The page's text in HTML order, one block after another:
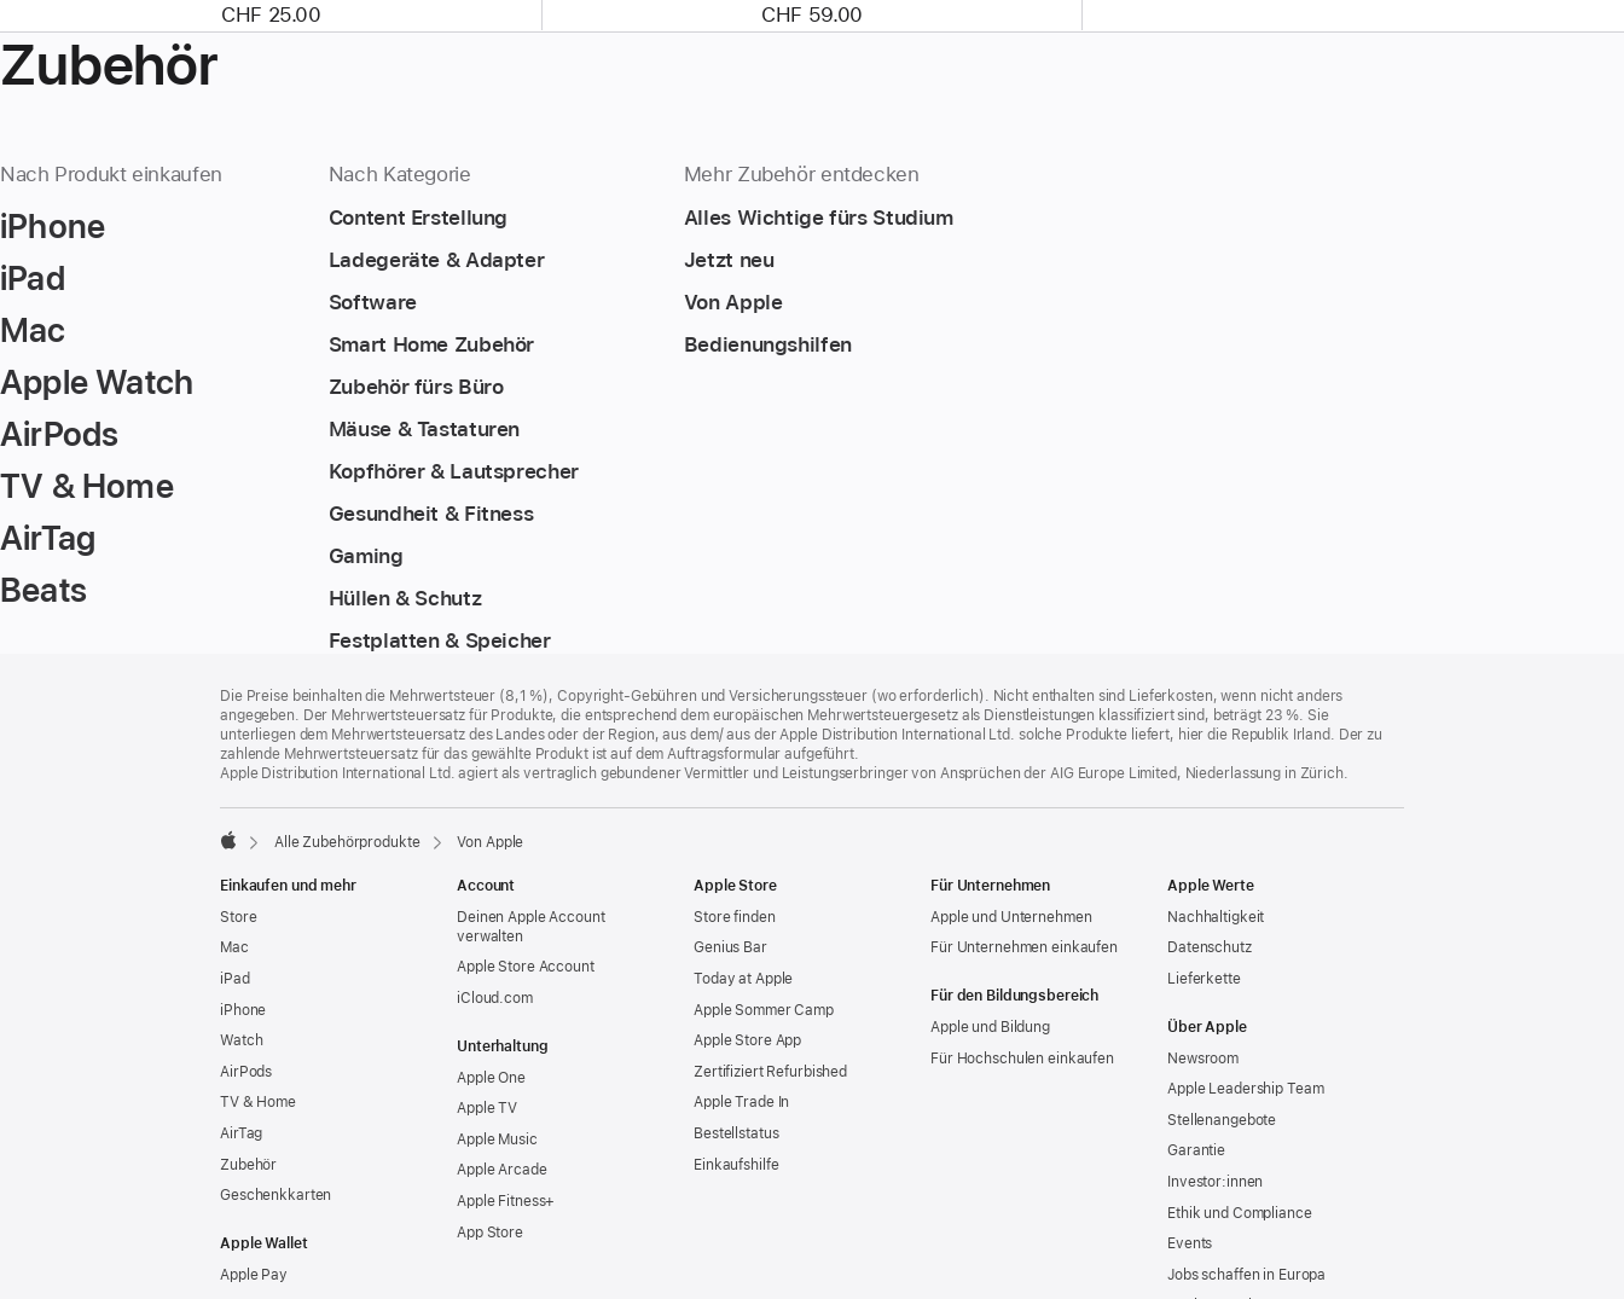
CHF 25.00 CHF 59.00
Zubehör
Nach Produkt einkaufen
iPhone
iPad
Mac
Apple Watch
AirPods
TV & Home
AirTag
Beats
Nach Kategorie
Content Erstellung
Ladegeräte & Adapter
Software
Smart Home Zubehör
Zubehör fürs Büro
Mäuse & Tastaturen
Kopfhörer & Lautsprecher
Gesundheit & Fitness
Gaming
Hüllen & Schutz
Festplatten & Speicher
Mehr Zubehör entdecken
Alles Wichtige fürs Studium
Jetzt neu
Von Apple
Bedienungshilfen
Die Preise beinhalten die Mehrwertsteuer (8,1 %), Copyright-Gebühren und Versicherungssteuer (wo erforderlich). Nicht enthalten sind Lieferkosten, wenn nicht anders
angegeben. Der Mehrwertsteuersatz für Produkte, die entsprechend dem europäischen Mehrwertsteuergesetz als Dienstleistungen klassifiziert sind, beträgt 23 %. Sie
unterliegen dem Mehrwertsteuersatz des Landes oder der Region, aus dem/ aus der Apple Distribution International Ltd. solche Produkte liefert, hier die Republik Irland. Der zu
zahlende Mehrwertsteuersatz für das gewählte Produkt ist auf dem Auftragsformular aufgeführt.
Apple Distribution International Ltd. agiert als vertraglich gebundener Vermittler und Leistungserbringer von Ansprüchen der AIG Europe Limited, Niederlassung in Zürich.
Alle Zubehörprodukte Von Apple
Einkaufen und mehr
Store
Mac
iPad
iPhone
Watch
AirPods
TV & Home
AirTag
Zubehör
Geschenkkarten
Apple Wallet
Apple Pay
Account
Deinen Apple Account
verwalten
Apple Store Account
iCloud.com
Unterhaltung
Apple One
Apple TV
Apple Music
Apple Arcade
Apple Fitness+
App Store
Apple Store
Store finden
Genius Bar
Today at Apple
Apple Sommer Camp
Apple Store App
Zertifiziert Refurbished
Apple Trade In
Bestellstatus
Einkaufshilfe
Für Unternehmen
Apple und Unternehmen
Für Unternehmen einkaufen
Für den Bildungsbereich
Apple und Bildung
Für Hochschulen einkaufen
Apple Werte
Nachhaltigkeit
Datenschutz
Lieferkette
Über Apple
Newsroom
Apple Leadership Team
Stellenangebote
Garantie
Investor:innen
Ethik und Compliance
Events
Jobs schaffen in Europa